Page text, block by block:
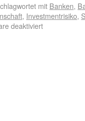
mit Banken,
, Investmentrisiko,
deaktiviert